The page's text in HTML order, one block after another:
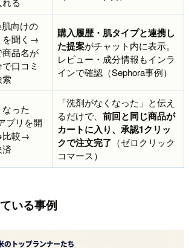
向けの
を聞く→
品名が
口コミ
索
購入履歴・肌タイプと連携し
た提案がチャット内に表示。
レビュー・成分情報もインラ
インで確認（Sephora事例）
なった
プリを開
較→
「洗剤がなくなった」と伝え
るだけで、 前回と同じ商品が
カートに入り、承認1クリッ
クで注文完了 （ゼロクリック
コマース）
いる事例